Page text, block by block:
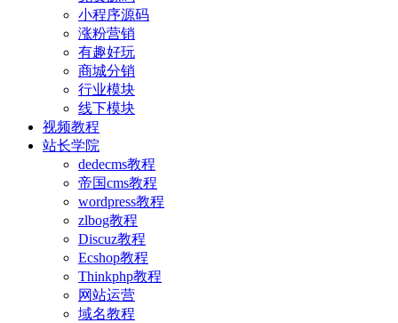
小程序源码
涨粉营销
有趣好玩
商城分销
行业模块
线下模块
视频教程
站长学院
dedecms教程
帝国cms教程
wordpress教程
zlbog教程
Discuz教程
Ecshop教程
Thinkphp教程
网站运营
域名教程